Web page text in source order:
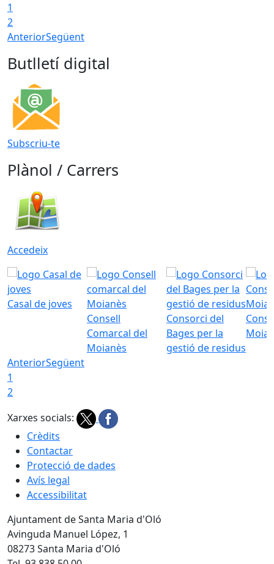
1
2
AnteriorSegüent
Butlletí digital
Subscriu-te
Plànol / Carrers
Accedeix
Casal de joves
Consell
Comarcal del
Moianès
Consorci del
Bages per la
gestió de residus
AnteriorSegüent
1
2
Xarxes socials:
Crèdits
Contactar
Protecció de dades
Avís legal
Accessibilitat
Ajuntament de Santa Maria d'Oló
Avinguda Manuel López, 1
08273 Santa Maria d'Oló